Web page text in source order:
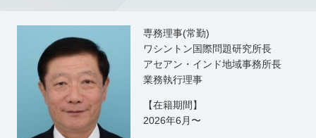
専務理事(常勤)
ワシントン国際問題研究所長
アセアン・インド地域事務所長
業務執行理事
【在籍期間】
2026年6月〜